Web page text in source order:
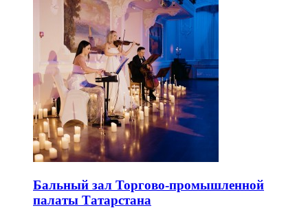
Бальный зал Торгово-промышленной
палаты Татарстана